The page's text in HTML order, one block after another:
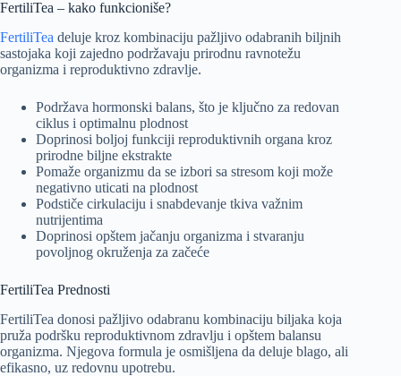
FertiliTea – kako funkcioniše?
FertiliTea deluje kroz kombinaciju pažljivo odabranih biljnih
sastojaka koji zajedno podržavaju prirodnu ravnotežu
organizma i reproduktivno zdravlje.
Podržava hormonski balans, što je ključno za redovan
ciklus i optimalnu plodnost
Doprinosi boljoj funkciji reproduktivnih organa kroz
prirodne biljne ekstrakte
Pomaže organizmu da se izbori sa stresom koji može
negativno uticati na plodnost
Podstiče cirkulaciju i snabdevanje tkiva važnim
nutrijentima
Doprinosi opštem jačanju organizma i stvaranju
povoljnog okruženja za začeće
FertiliTea Prednosti
FertiliTea donosi pažljivo odabranu kombinaciju biljaka koja
pruža podršku reproduktivnom zdravlju i opštem balansu
organizma. Njegova formula je osmišljena da deluje blago, ali
efikasno, uz redovnu upotrebu.